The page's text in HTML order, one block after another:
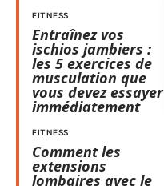
FITNESS
Entraînez vos
ischios jambiers :
les 5 exercices de
musculation que
vous devez essayer
immédiatement
FITNESS
Comment les
extensions
lombaires avec le